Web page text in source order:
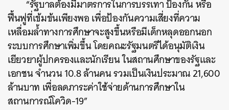
“รัฐบาลต้องมีมาตรการในการบรรเทา ป้องกัน หรือ
ฟื้นฟูที่เข้มข้นเพียงพอ เพื่อป้องกันความเสี่ยงที่ความ
เหลื่อมล้ำทางการศึกษาจะสูงขึ้นหรือมีเด็กหลุดออกนอก
ระบบการศึกษาเพิ่มขึ้น โดยคณะรัฐมนตรีได้อนุมัติเงิน
เยียวยาผู้ปกครองและนักเรียน ในสถานศึกษาของรัฐและ
เอกชน จำนวน 10.8 ล้านคน รวมเป็นเงินประมาณ 21,600
ล้านบาท เพื่อลดภาระค่าใช้จ่ายด้านการศึกษาใน
สถานการณ์โควิด-19”